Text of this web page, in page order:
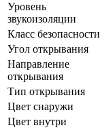
Уровень
звукоизоляции
Класс безопасности
Угол открывания
Направление
открывания
Тип открывания
Цвет снаружи
Цвет внутри